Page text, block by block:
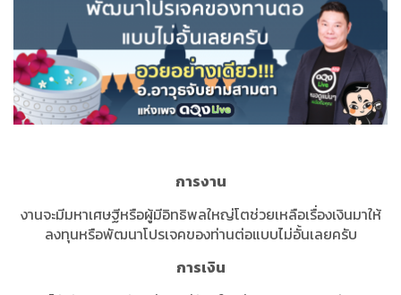
การงาน
งานจะมีมหาเศษฐีหรือผู้มีอิทธิพลใหญ่โตช่วยเหลือเรื่องเงินมาให้
ลงทุนหรือพัฒนาโปรเจคของท่านต่อแบบไม่อั้นเลยครับ
การเงิน